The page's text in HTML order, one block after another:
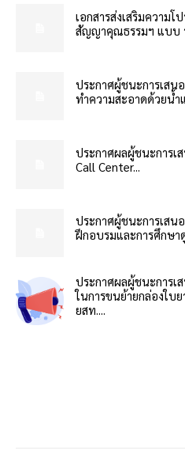
เอกสารส่งเสริมความโ
สัญญาคุณธรรมฯ แบบ ร
ประกาศผู้ชนะการเสน
ทำความสะอาดด้วยน้ำ
ประกาศผลผู้ชนะการเ
Call Center...
ประกาศผู้ชนะการเสน
ฝึกอบรมและการศึกษา
ประกาศผลผู้ชนะการเ
ในการขนย้ายกล่องใ
ยสท....